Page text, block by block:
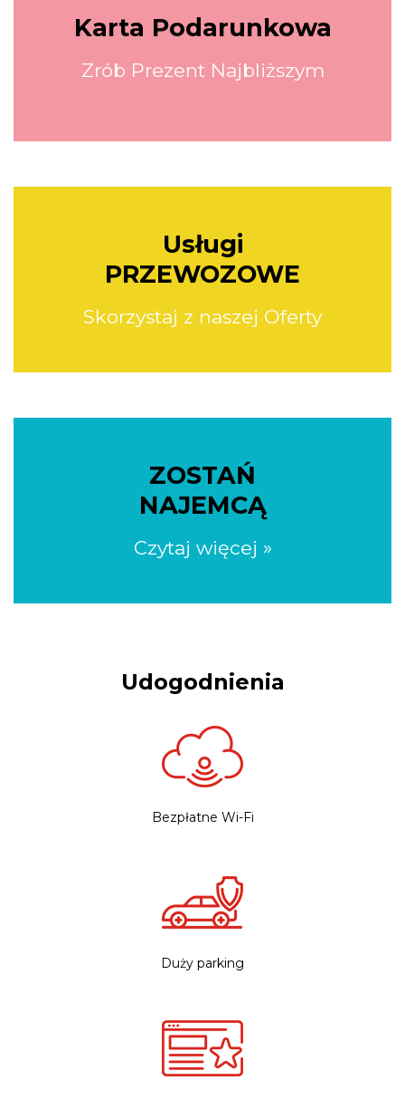
Karta Podarunkowa
Zrób Prezent Najbliższym
Usługi
PRZEWOZOWE
Skorzystaj z naszej Oferty
ZOSTAŃ
NAJEMCĄ
Czytaj więcej »
Udogodnienia
Bezpłatne Wi-Fi
Duży parking